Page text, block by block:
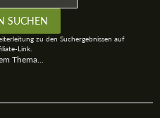
zu den Suchergebnissen auf
Link.
Thema...